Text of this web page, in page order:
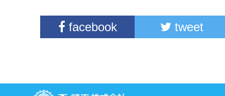
facebook tweet